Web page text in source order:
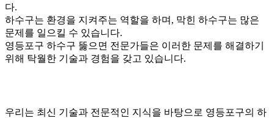
다.
하수구는 환경을 지켜주는 역할을 하며, 막힌 하수구는 많은
문제를 일으킬 수 있습니다.
영등포구 하수구 뚫으면 전문가들은 이러한 문제를 해결하기
위해 탁월한 기술과 경험을 갖고 있습니다.
우리는 최신 기술과 전문적인 지식을 바탕으로 영등포구의 하